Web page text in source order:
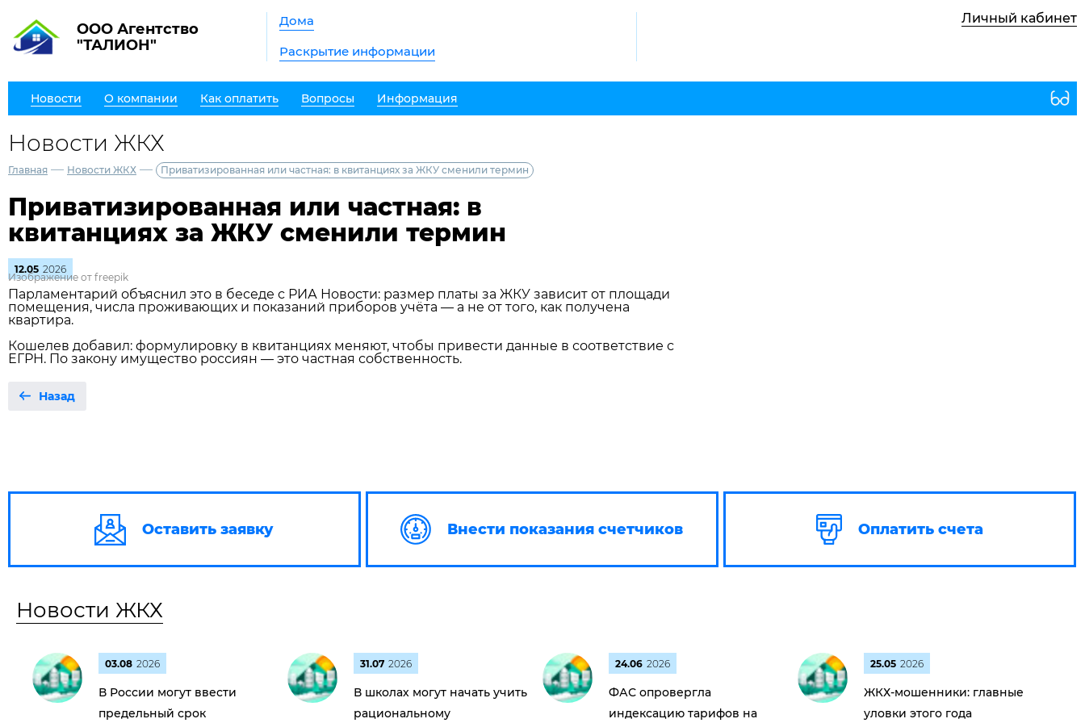
ООО Агентство
"ТАЛИОН"
Дома
Раскрытие информации
Личный кабинет
Новости О компании Как оплатить Вопросы Информация
Новости ЖКХ
Главная — Новости ЖКХ — Приватизированная или частная: в квитанциях за ЖКУ сменили термин
Приватизированная или частная: в
квитанциях за ЖКУ сменили термин
12.05 2026
Изображение от freepik
Парламентарий объяснил это в беседе с РИА Новости: размер платы за ЖКУ зависит от площади
помещения, числа проживающих и показаний приборов учёта — а не от того, как получена
квартира.
Кошелев добавил: формулировку в квитанциях меняют, чтобы привести данные в соответствие с
ЕГРН. По закону имущество россиян — это частная собственность.
Назад
Оставить заявку Внести показания счетчиков Оплатить счета
Новости ЖКХ
03.08 2026
В России могут ввести
предельный срок
31.07 2026
В школах могут начать учить
рациональному
24.06 2026
ФАС опровергла
индексацию тарифов на
25.05 2026
ЖКХ-мошенники: главные
уловки этого года